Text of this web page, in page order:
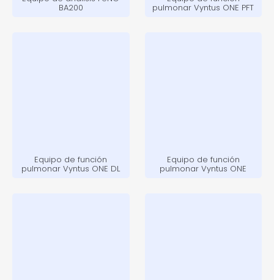
BA200 pulmonar Vyntus ONE PFT
Equipo de función
pulmonar Vyntus ONE DL
Equipo de función
pulmonar Vyntus ONE